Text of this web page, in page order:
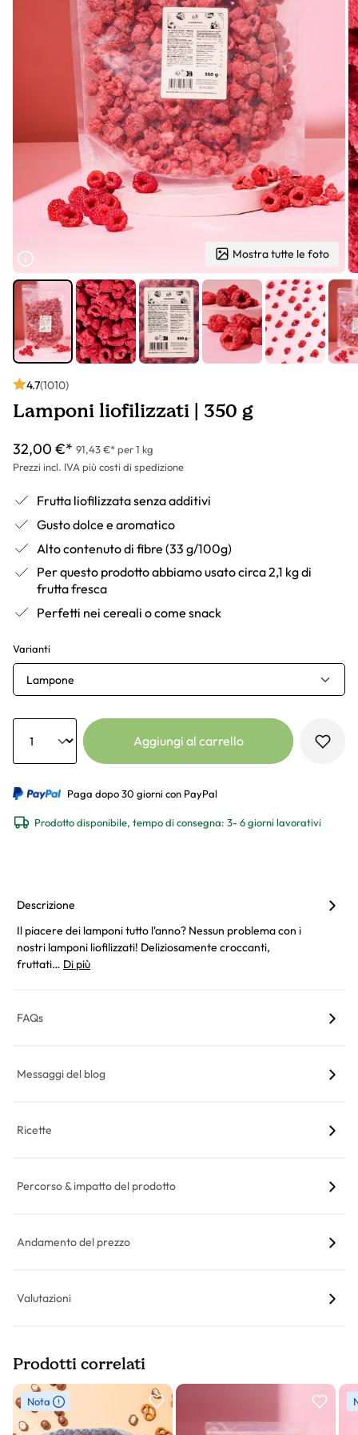
Mostra tutte le foto
4.7(1010)
Lamponi liofilizzati | 350 g
32,00 €* 91,43 €* per 1 kg
Prezzi incl. IVA più costi di spedizione
Frutta liofilizzata senza additivi
Gusto dolce e aromatico
Alto contenuto di fibre (33 g/100g)
Per questo prodotto abbiamo usato circa 2,1 kg di
frutta fresca
Perfetti nei cereali o come snack
Varianti
Lampone
Anzahl
Aggiungi al carrello
Paga dopo 30 giorni con PayPal
Prodotto disponibile, tempo di consegna: 3- 6 giorni lavorativi
Descrizione
Il piacere dei lamponi tutto l'anno? Nessun problema con i
nostri lamponi liofilizzati! Deliziosamente croccanti,
fruttati… Di più
FAQs
Messaggi del blog
Ricette
Percorso & impatto del prodotto
Andamento del prezzo
Valutazioni
Prodotti correlati
Slider prodotto
Nota